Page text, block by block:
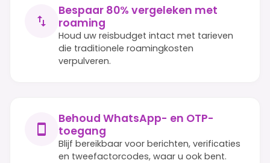
Bespaar 80% vergeleken met
roaming
Houd uw reisbudget intact met tarieven
die traditionele roamingkosten
verpulveren.
Behoud WhatsApp- en OTP-
toegang
Blijf bereikbaar voor berichten, verificaties
en tweefactorcodes, waar u ook bent.